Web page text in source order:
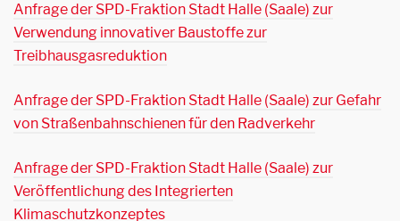
Anfrage der SPD-Fraktion Stadt Halle (Saale) zur
Verwendung innovativer Baustoffe zur
Treibhausgasreduktion
Anfrage der SPD-Fraktion Stadt Halle (Saale) zur Gefahr
von Straßenbahnschienen für den Radverkehr
Anfrage der SPD-Fraktion Stadt Halle (Saale) zur
Veröffentlichung des Integrierten
Klimaschutzkonzeptes